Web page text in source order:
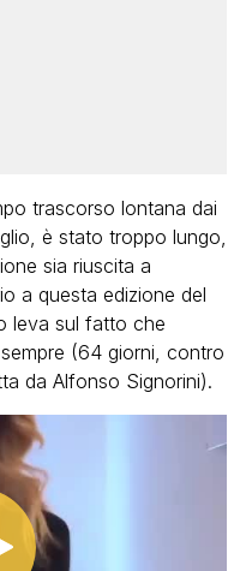
trascorso lontana dai
è stato troppo lungo,
sia riuscita a
a questa edizione del
leva sul fatto che
(64 giorni, contro
da Alfonso Signorini).